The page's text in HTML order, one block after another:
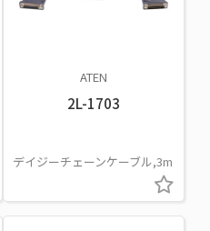
ATEN
2L-1703
デイジーチェーンケーブル,3m